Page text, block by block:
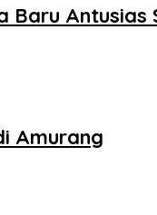
Baru
Amurang